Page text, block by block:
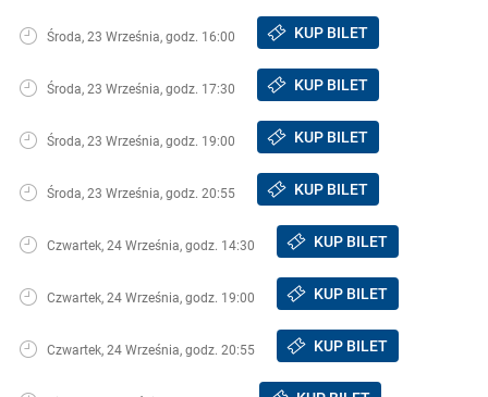
Środa, 23 Września, godz. 16:00 KUP BILET
Środa, 23 Września, godz. 17:30 KUP BILET
Środa, 23 Września, godz. 19:00 KUP BILET
Środa, 23 Września, godz. 20:55 KUP BILET
Czwartek, 24 Września, godz. 14:30 KUP BILET
Czwartek, 24 Września, godz. 19:00 KUP BILET
Czwartek, 24 Września, godz. 20:55 KUP BILET